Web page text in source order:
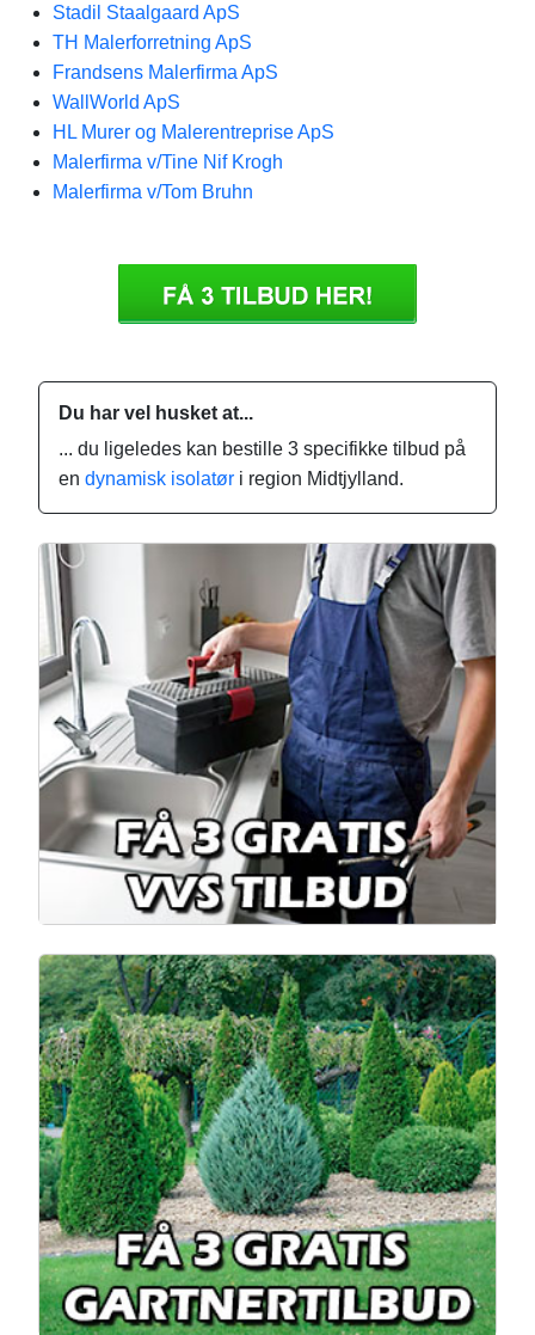
Stadil Staalgaard ApS
TH Malerforretning ApS
Frandsens Malerfirma ApS
WallWorld ApS
HL Murer og Malerentreprise ApS
Malerfirma v/Tine Nif Krogh
Malerfirma v/Tom Bruhn
Du har vel husket at...
... du ligeledes kan bestille 3 specifikke tilbud på
en dynamisk isolatør i region Midtjylland.